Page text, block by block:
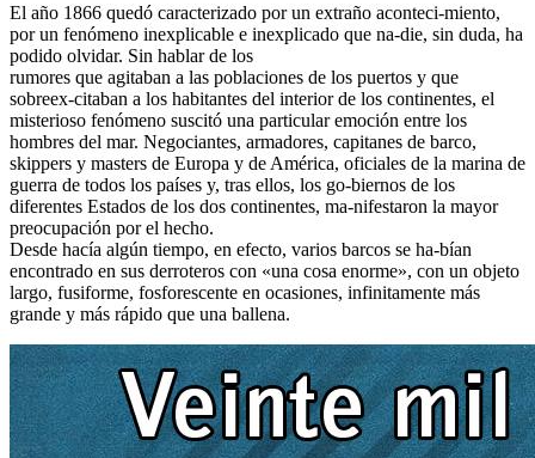
El año 1866 quedó caracterizado por un extraño aconteci-miento,
por un fenómeno inexplicable e inexplicado que na-die, sin duda, ha
podido olvidar. Sin hablar de los
rumores que agitaban a las poblaciones de los puertos y que
sobreex-citaban a los habitantes del interior de los continentes, el
misterioso fenómeno suscitó una particular emoción entre los
hombres del mar. Negociantes, armadores, capitanes de barco,
skippers y masters de Europa y de América, oficiales de la marina de
guerra de todos los países y, tras ellos, los go-biernos de los
diferentes Estados de los dos continentes, ma-nifestaron la mayor
preocupación por el hecho.
Desde hacía algún tiempo, en efecto, varios barcos se ha-bían
encontrado en sus derroteros con «una cosa enorme», con un objeto
largo, fusiforme, fosforescente en ocasiones, infinitamente más
grande y más rápido que una ballena.